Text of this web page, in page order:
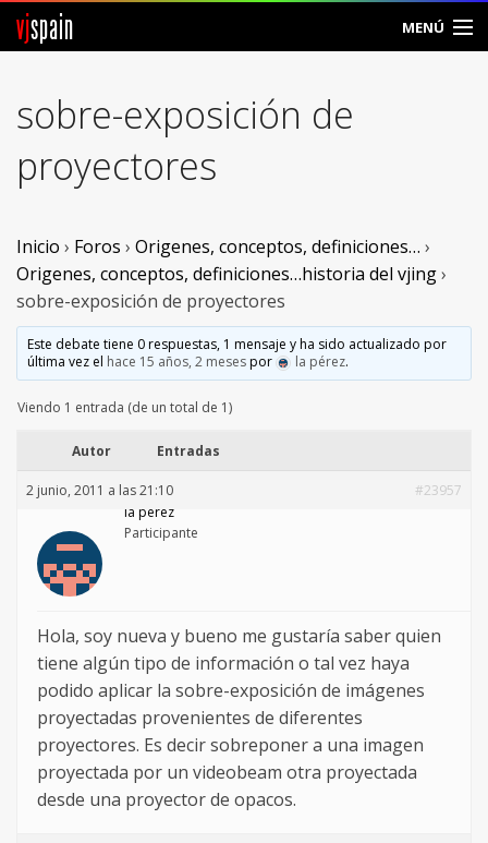
vjspain MENÚ
Foros
Noticias
Vjspain
Ayuda
Contacto
Crear Cuenta
sobre-exposición de
proyectores
Inicio › Foros › Origenes, conceptos, definiciones… ›
Origenes, conceptos, definiciones…historia del vjing›
sobre-exposición de proyectores
Este debate tiene 0 respuestas, 1 mensaje y ha sido actualizado por
última vez el hace 15 años, 2 mesespor la pérez.
Viendo 1 entrada (de un total de 1)
Autor Entradas
2 junio, 2011 a las 21:10
#23957
la pérez
Participante
Hola, soy nueva y bueno me gustaría saber quien
tiene algún tipo de información o tal vez haya
podido aplicar la sobre-exposición de imágenes
proyectadas provenientes de diferentes
proyectores. Es decir sobreponer a una imagen
proyectada por un videobeam otra proyectada
desde una proyector de opacos.